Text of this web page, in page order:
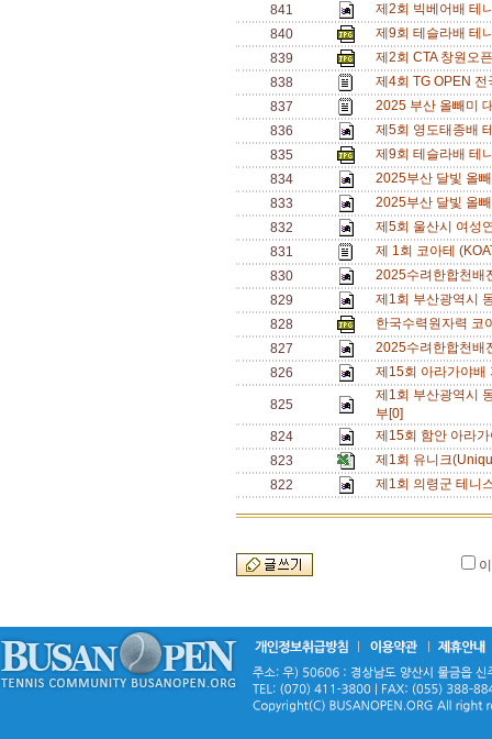
841
제2회 빅베어배 테
840
제9회 테슬라배 테
839
제2회 CTA 창원오
838
제4회 TG OPEN
837
2025 부산 올빼미
836
제5회 영도태종배
835
제9회 테슬라배 테
834
2025부산 달빛 올
833
2025부산 달빛 올
832
제5회 울산시 여성
831
제 1회 코아테
830
2025수려한합천배
829
제1회 부산광역시
828
한국수력원자력 코
827
2025수려한합천배
826
제15회 아라가야
825
제1회 부산광역시
부[0]
824
제15회 함안 아라
823
제1회 유니크
822
제1회 의령군 테니